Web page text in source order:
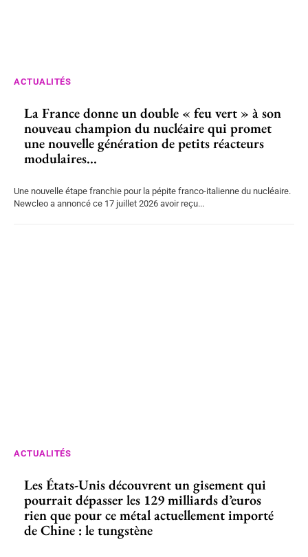
ACTUALITÉS
La France donne un double « feu vert » à son
nouveau champion du nucléaire qui promet
une nouvelle génération de petits réacteurs
modulaires...
Une nouvelle étape franchie pour la pépite franco-italienne du nucléaire.
Newcleo a annoncé ce 17 juillet 2026 avoir reçu...
ACTUALITÉS
Les États-Unis découvrent un gisement qui
pourrait dépasser les 129 milliards d’euros
rien que pour ce métal actuellement importé
de Chine : le tungstène